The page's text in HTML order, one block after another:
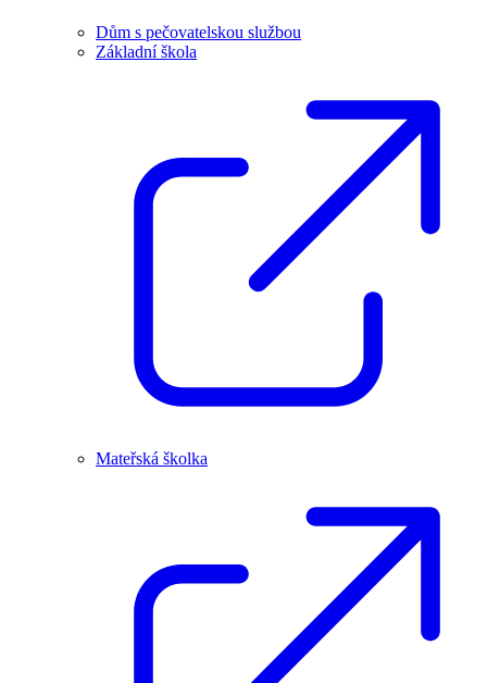
Dům s pečovatelskou službou
Základní škola
Mateřská školka